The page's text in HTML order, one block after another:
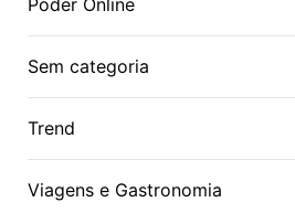
Poder Online
Sem categoria
Trend
Viagens e Gastronomia